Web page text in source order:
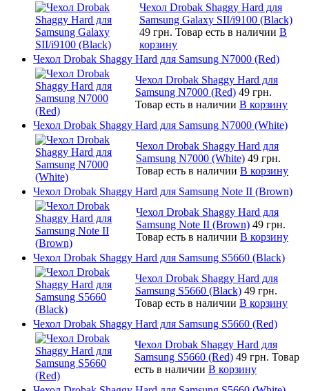
Чехол Drobak Shaggy Hard для
Samsung Galaxy SII/i9100 (Black)
49 грн. Товар есть в наличии В
корзину
Чехол Drobak Shaggy Hard для Samsung N7000 (Red)
Чехол Drobak Shaggy Hard для
Samsung N7000 (Red) 49 грн.
Товар есть в наличии В корзину
Чехол Drobak Shaggy Hard для Samsung N7000 (White)
Чехол Drobak Shaggy Hard для
Samsung N7000 (White) 49 грн.
Товар есть в наличии В корзину
Чехол Drobak Shaggy Hard для Samsung Note II (Brown)
Чехол Drobak Shaggy Hard для
Samsung Note II (Brown) 49 грн.
Товар есть в наличии В корзину
Чехол Drobak Shaggy Hard для Samsung S5660 (Black)
Чехол Drobak Shaggy Hard для
Samsung S5660 (Black) 49 грн.
Товар есть в наличии В корзину
Чехол Drobak Shaggy Hard для Samsung S5660 (Red)
Чехол Drobak Shaggy Hard для
Samsung S5660 (Red) 49 грн. Товар
есть в наличии В корзину